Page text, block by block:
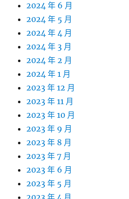
2024 年 6 月
2024 年 5 月
2024 年 4 月
2024 年 3 月
2024 年 2 月
2024 年 1 月
2023 年 12 月
2023 年 11 月
2023 年 10 月
2023 年 9 月
2023 年 8 月
2023 年 7 月
2023 年 6 月
2023 年 5 月